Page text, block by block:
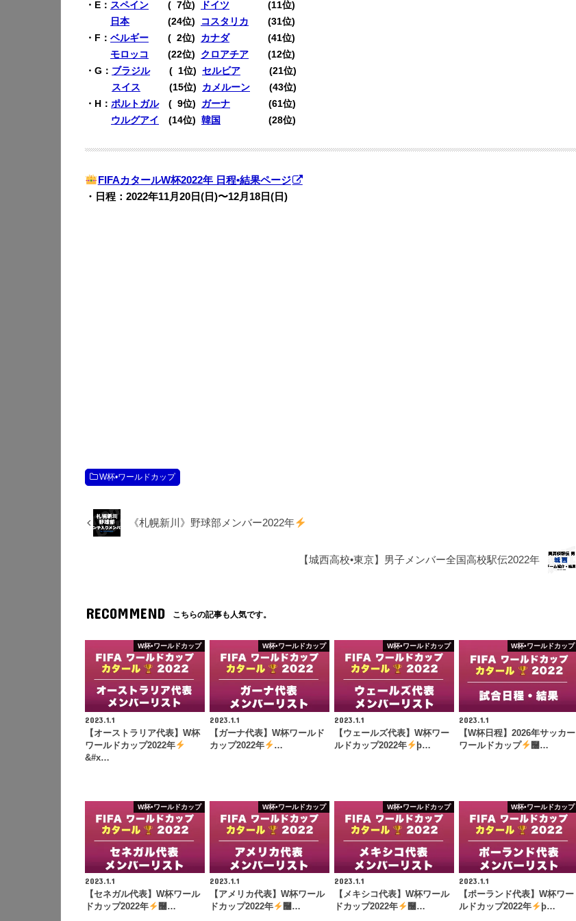
・E： スペイン ( 7位) ドイツ (11位)
日本(24位) コスタリカ (31位)
・F： ベルギー ( 2位) カナダ(41位)
モロッコ (22位) クロアチア (12位)
・G： ブラジル( 1位) セルビア (21位)
スイス (15位) カメルーン (43位)
・H： ポルトガル( 9位) ガーナ (61位)
ウルグアイ (14位) 韓国 (28位)
FIFAカタールW杯2022年 日程•結果ページ
・日程：2022年11月20日(日)〜12月18日(日)
W杯•ワールドカップ
《札幌新川》野球部メンバー2022年
【城西高校•東京】男子メンバー全国高校駅伝2022年
RECOMMEND こちらの記事も人気です。
W杯•ワールドカップ
2023.1.1
【オーストラリア代表】W杯
ワールドカップ2022年
&#x…
W杯•ワールドカップ
2023.1.1
【ガーナ代表】W杯ワールド
カップ2022年
…
W杯•ワールドカップ
2023.1.1
【ウェールズ代表】W杯ワー
ルドカップ2022年
þ…
W杯•ワールドカップ
2023.1.1
【W杯日程】2026年サッカー
ワールドカップ
࿠…
W杯•ワールドカップ
2023.1.1
【セネガル代表】W杯ワール
ドカップ2022年
࿠…
W杯•ワールドカップ
2023.1.1
【アメリカ代表】W杯ワール
ドカップ2022年
࿠…
W杯•ワールドカップ
2023.1.1
【メキシコ代表】W杯ワール
ドカップ2022年
࿠…
W杯•ワールドカップ
2023.1.1
【ポーランド代表】W杯ワー
ルドカップ2022年
þ…